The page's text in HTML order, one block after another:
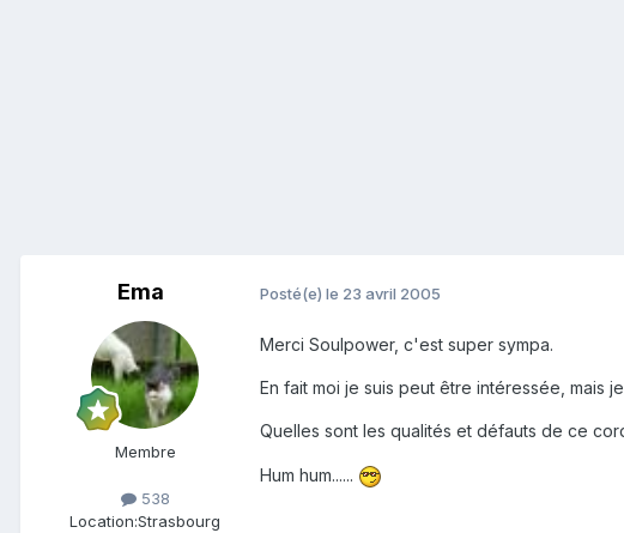
Ema
Membre
538
Location:Strasbourg
Posté(e) le 23 avril 2005
Merci Soulpower, c'est super sympa.
En fait moi je suis peut être intéressée, mais
Quelles sont les qualités et défauts de ce
Hum hum......